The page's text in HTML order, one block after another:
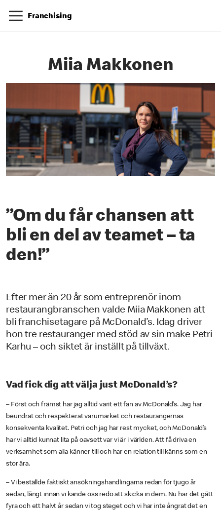
Franchising
Miia Makkonen
”Om du får chansen att
bli en del av teamet – ta
den!”
Efter mer än 20 år som entreprenör inom
restaurangbranschen valde Miia Makkonen att
bli franchisetagare på McDonald’s. Idag driver
hon tre restauranger med stöd av sin make Petri
Karhu – och siktet är inställt på tillväxt.
Vad fick dig att välja just McDonald’s?
– Först och främst har jag alltid varit ett fan av McDonald’s. Jag har
beundrat och respekterat varumärket och restaurangernas
konsekventa kvalitet. Petri och jag har rest mycket, och McDonald’s
har vi alltid kunnat lita på oavsett var vi är i världen. Att få driva en
verksamhet som alla känner till och har en relation till känns som en
stor ära.
– Vi beställde faktiskt ansökningshandlingarna redan för tjugo år
sedan, långt innan vi kände oss redo att skicka in dem. Nu har det gått
fyra och ett halvt år sedan vi tog steget och vi har inte ångrat det en